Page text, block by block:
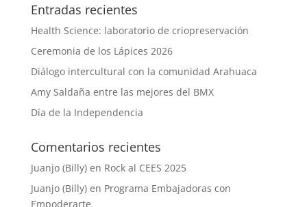
Entradas recientes
Health Science: laboratorio de criopreservación
Ceremonia de los Lápices 2026
Diálogo intercultural con la comunidad Arahuaca
Amy Saldaña entre las mejores del BMX
Día de la Independencia
Comentarios recientes
Juanjo (Billy)en Rock al CEES 2025
Juanjo (Billy)en Programa Embajadoras con
Empoderarte